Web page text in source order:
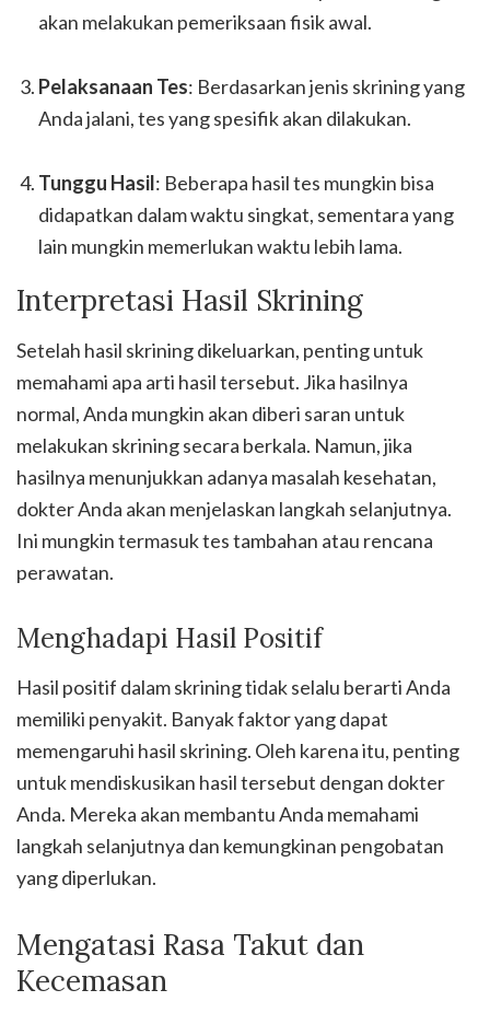
akan melakukan pemeriksaan fisik awal.
Pelaksanaan Tes: Berdasarkan jenis skrining yang
Anda jalani, tes yang spesifik akan dilakukan.
Tunggu Hasil: Beberapa hasil tes mungkin bisa
didapatkan dalam waktu singkat, sementara yang
lain mungkin memerlukan waktu lebih lama.
Interpretasi Hasil Skrining
Setelah hasil skrining dikeluarkan, penting untuk
memahami apa arti hasil tersebut. Jika hasilnya
normal, Anda mungkin akan diberi saran untuk
melakukan skrining secara berkala. Namun, jika
hasilnya menunjukkan adanya masalah kesehatan,
dokter Anda akan menjelaskan langkah selanjutnya.
Ini mungkin termasuk tes tambahan atau rencana
perawatan.
Menghadapi Hasil Positif
Hasil positif dalam skrining tidak selalu berarti Anda
memiliki penyakit. Banyak faktor yang dapat
memengaruhi hasil skrining. Oleh karena itu, penting
untuk mendiskusikan hasil tersebut dengan dokter
Anda. Mereka akan membantu Anda memahami
langkah selanjutnya dan kemungkinan pengobatan
yang diperlukan.
Mengatasi Rasa Takut dan
Kecemasan